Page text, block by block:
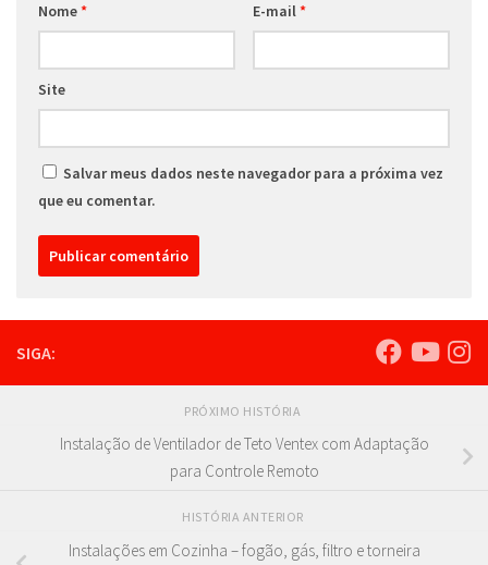
Nome* E-mail *
Site
Salvar meus dados neste navegador para a próxima vez
que eu comentar.
SIGA:
PRÓXIMO HISTÓRIA
Instalação de Ventilador de Teto Ventex com Adaptação
para Controle Remoto
HISTÓRIA ANTERIOR
Instalações em Cozinha – fogão, gás, filtro e torneira